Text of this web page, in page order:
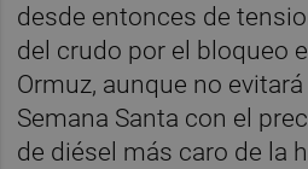
desde entonces de
del crudo por el bloqueo
Ormuz, aunque no
Semana Santa con el
de diésel más caro de la